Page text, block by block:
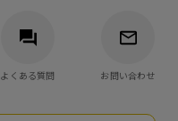
よくある質問 お問い合わせ